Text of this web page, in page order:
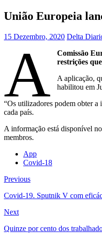
União Europeia
15 Dezembro, 2020 Delta
A
Comissão
restrições
A aplicação,
habilitou em
“Os utilizadores podem obter a
cada país.
A informação está disponível
membros.
App
Covid-18
Previous
Covid-19. Sputnik V com
Next
Quinze por cento dos